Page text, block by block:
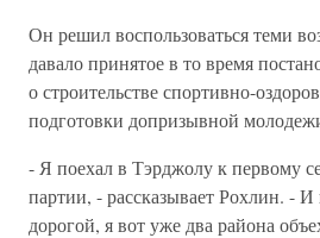
Он решил воспользоваться теми
давало принятое в то время
о строительстве спортивно-
подготовки допризывной
- Я поехал в Тэрджолу к первому
партии, - рассказывает Рохлин. -
дорогой, я вот уже два района